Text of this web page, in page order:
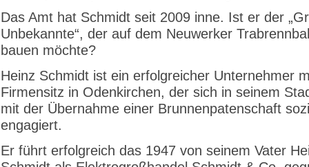
Das Amt hat Schmidt seit 2009 inne. Ist er der
Unbekannte“, der auf dem Neuwerker
bauen möchte?
Heinz Schmidt ist ein erfolgreicher Unternehmer
Firmensitz in Odenkirchen, der sich in seinem
mit der Übernahme einer Brunnenpatenschaft
engagiert.
Er führt erfolgreich das 1947 von seinem Vater